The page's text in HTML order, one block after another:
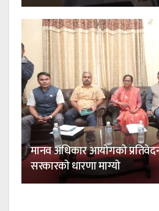
मानव अधिकार आयाेगकाे
सरकारकाे धारणा माग्याे